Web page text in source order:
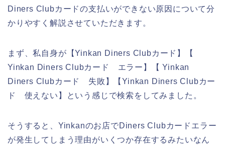
Diners Clubカードの支払いができない原因について分
かりやすく解説させていただきます。
まず、私自身が【Yinkan Diners Clubカード】【
Yinkan Diners Clubカード エラー】【 Yinkan
Diners Clubカード 失敗】【Yinkan Diners Clubカー
ド 使えない】という感じで検索をしてみました。
そうすると、Yinkanのお店でDiners Clubカードエラー
が発生してしまう理由がいくつか存在するみたいなん